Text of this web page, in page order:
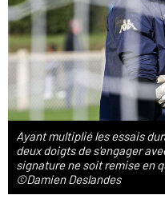
Ayant multiplié les essais
deux doigts de s'engager
signature ne soit remise en
©Damien Deslandes